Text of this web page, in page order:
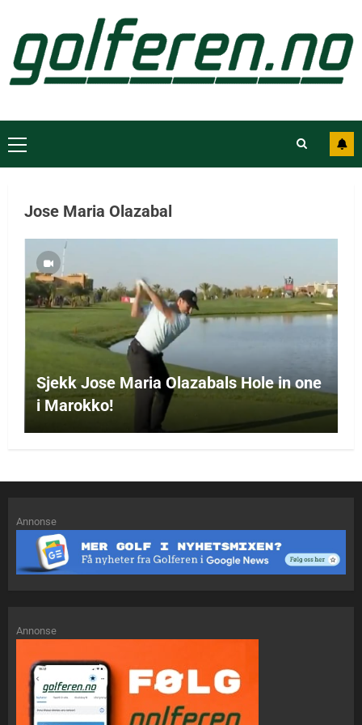
Jose Maria Olazabal
Sjekk Jose Maria Olazabals Hole in one
i Marokko!
Annonse
Annonse